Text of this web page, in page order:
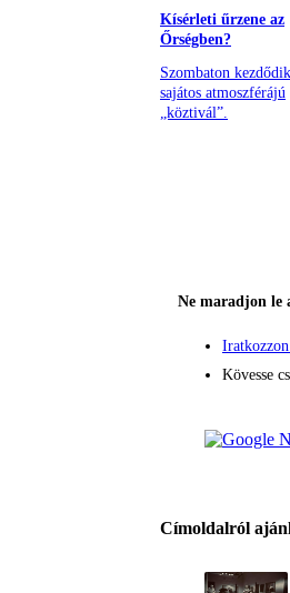
Kísérleti űrzene az
Őrségben?
Szombaton
sajátos atmoszférájú
„köztivál”.
Ne maradjon le
Kövesse
Címoldalról